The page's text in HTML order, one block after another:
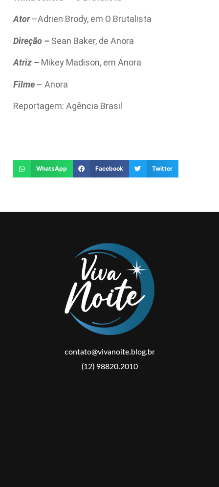
Ator–Adrien Brody, em O Brutalista
Direção – Sean Baker, de Anora
Atriz – Mikey Madison, em Anora
Filme – Anora
Reportagem: Agência Brasil
WhatsApp Facebook Twitter
contato@vivanoite.blog.br
(12) 98820.2010